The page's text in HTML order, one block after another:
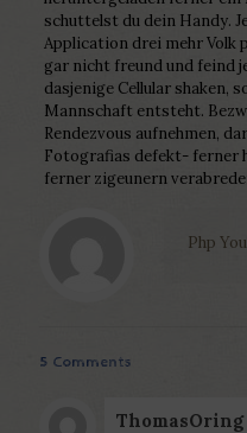
schuttelst du dein Handy.
Application drei mehr Volk
gar nicht freund und feind
dasjenige Cellular shaken,
Mannschaft entsteht.
Rendezvous aufnehmen,
Fotografi­as defekt- ferner
ferner zigeunern
Php
5 Comments
ThomasOring